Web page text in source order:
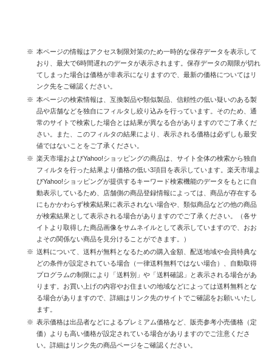
本ページの情報はアクセス制限対策のため一時的な保存データを表示して
おり、最大で6時間遅れのデータが表示されます。保存データの期限が切れ
てしまった場合は価格が非表示になりますので、最新の価格についてはリ
ンク先をご確認ください。
本ページの検索情報は、互換製品や類似製品、信頼性の低い疑いのある製
品や店舗などを独自にフィルタし絞り込みを行っています。そのため、通
常のサイトで検索した場合とは結果が異なる合がありますのでご了承くだ
さい。また、このフィルタの結果により、表示される価格は必ずしも最安
値ではないことをご了承ください。
楽天市場およびYahoo!ショッピングの商品は、サイト全体の検索から独自
フィルタを行った結果より価格の低い3項目を表示しています。楽天市場よ
びYahoo!ショッピングが提供するキーワード検索機能のデータをもとに自
動表示しているため、店舗側の商品登録情報によっては、商品が存在する
にもかかわらず検索結果に表示されない場合や、類似商品などの他の商品
が検索結果として表示される場合がありますのでご了承ください。（各サ
イトより取得した商品画像をサムネイルとして表示していますので、おお
よその関係ない商品を見分けることができます。）
送料について、送料が無料となるための購入金額、配送地域や会員特典な
どの条件が設定されている場合（一律送料無料ではない場合）、自動取得
プログラムの制限により「送料別」や「送料確認」と表示される場合があ
ります。お買い上げの内容やお住まいの地域などによっては送料無料とな
る場合がありますので、詳細はリンク先のサイトでご確認をお願いいたし
ます。
表示価格は出品者などによるプレミアム価格など、販売参考小売価格（定
価）よりも高い価格が設定されている場合がありますのでご注意くださ
い。詳細はリンク先の商品ページをご確認ください。